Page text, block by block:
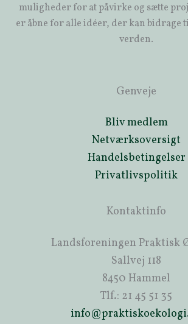
muligheder for at påvirke og sætte
er åbne for alle idéer, der kan bidrage
verden.
Genveje
Bliv medlem
Netværksoversigt
Handelsbetingelser
Privatlivspolitik
Kontaktinfo
Landsforeningen Praktisk
Sallvej 118
8450 Hammel
Tlf.: 21 45 51 35